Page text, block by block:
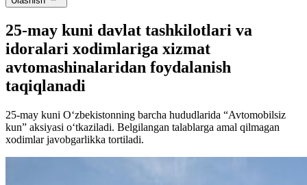
25-may kuni davlat tashkilotlari va
idoralari xodimlariga xizmat
avtomashinalaridan foydalanish
taqiqlanadi
25-may kuni O‘zbekistonning barcha hududlarida “Avtomobilsiz
kun” aksiyasi o‘tkaziladi. Belgilangan talablarga amal qilmagan
xodimlar javobgarlikka tortiladi.